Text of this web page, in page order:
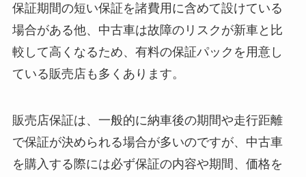
保証期間の短い保証を諸費用に含めて設けている
場合がある他、中古車は故障のリスクが新車と比
較して高くなるため、有料の保証パックを用意し
ている販売店も多くあります。
販売店保証は、一般的に納車後の期間や走行距離
で保証が決められる場合が多いのですが、中古車
を購入する際には必ず保証の内容や期間、価格を